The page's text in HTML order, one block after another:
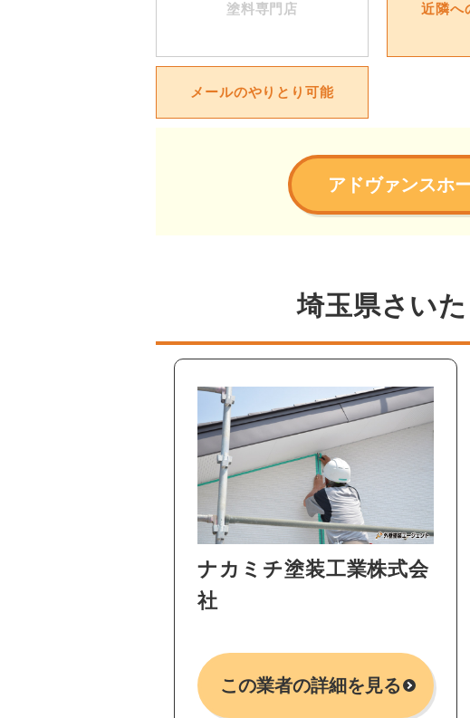
塗料専門店 近隣へ
メールのやりとり可能
アドヴァンスホ
埼玉県さい
ナカミチ塗装工業株式会
社
この業者の詳細を見る